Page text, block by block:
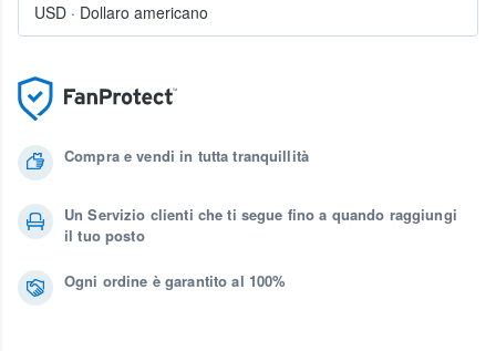
Compra e vendi in tutta tranquillità
Un Servizio clienti che ti segue fino a quando raggiungi
il tuo posto
Ogni ordine è garantito al 100%
USD · Dollaro americano